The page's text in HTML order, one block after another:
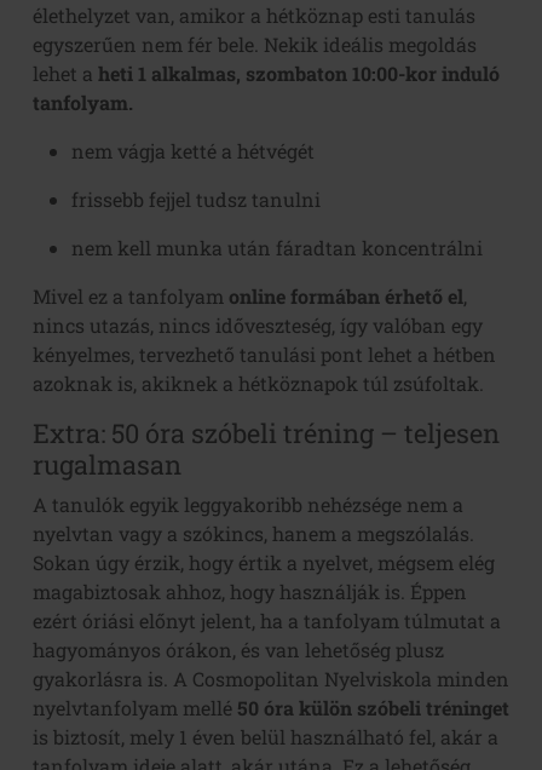
élethelyzet van, amikor a hétköznap esti tanulás
egyszerűen nem fér bele. Nekik ideális megoldás
lehet a heti 1 alkalmas, szombaton 10:00-kor induló
tanfolyam.
nem vágja ketté a hétvégét
frissebb fejjel tudsz tanulni
nem kell munka után fáradtan koncentrálni
Mivel ez a tanfolyam online formában érhető el,
nincs utazás, nincs időveszteség, így valóban egy
kényelmes, tervezhető tanulási pont lehet a hétben
azoknak is, akiknek a hétköznapok túl zsúfoltak.
Extra: 50 óra szóbeli tréning – teljesen
rugalmasan
A tanulók egyik leggyakoribb nehézsége nem a
nyelvtan vagy a szókincs, hanem a megszólalás.
Sokan úgy érzik, hogy értik a nyelvet, mégsem elég
magabiztosak ahhoz, hogy használják is. Éppen
ezért óriási előnyt jelent, ha a tanfolyam túlmutat a
hagyományos órákon, és van lehetőség plusz
gyakorlásra is. A Cosmopolitan Nyelviskola minden
nyelvtanfolyam mellé 50 óra külön szóbeli tréninget
is biztosít, mely 1 éven belül használható fel, akár a